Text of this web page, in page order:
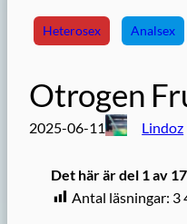
Heterosex Analsex
Otrogen
2025-06-11 Lindoz
Det här är del 1 av
Antal läsningar: 3